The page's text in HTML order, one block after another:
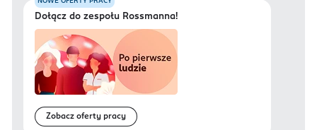
Dołącz do zespołu Rossmanna!
Zobacz oferty pracy